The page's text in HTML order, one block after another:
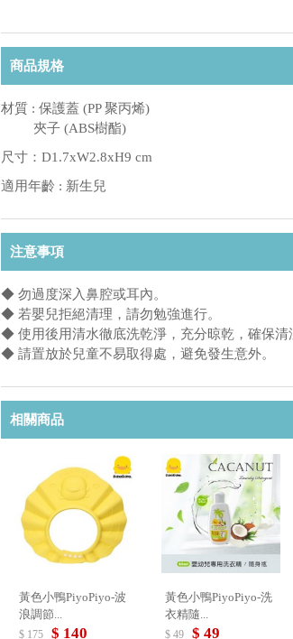
商品規格
材質 : 保護蓋 (PP 聚丙烯)
夾子 (ABS樹酯)
尺寸：D1.7xW2.8xH9 cm
適用年齡 : 新生兒
注意事項
◆ 勿過度深入鼻腔或耳內。
◆ 若嬰兒拒絕清理，請勿勉強進行。
◆ 使用後用清水徹底洗乾淨，充分晾乾，確保清
◆ 請置放於兒童不易取得處，避免發生意外。
相關商品
黃色小鴨PiyoPiyo-波
浪調節...
$ 175 $ 140
黃色小鴨PiyoPiyo-洗
衣精隨...
$ 49 $ 49